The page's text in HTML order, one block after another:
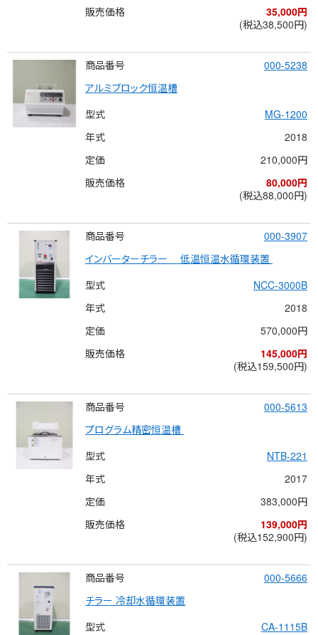
販売価格
35,000円
(税込38,500円)
商品番号
000-5238
アルミブロック恒温槽
型式
MG-1200
年式
2018
定価
210,000円
販売価格
80,000円
(税込88,000円)
商品番号
000-3907
インバーターチラー 　低温恒温水循環装置
型式
NCC-3000B
年式
2018
定価
570,000円
販売価格
145,000円
(税込159,500円)
商品番号
000-5613
プログラム精密恒温槽
型式
NTB-221
年式
2017
定価
383,000円
販売価格
139,000円
(税込152,900円)
商品番号
000-5666
チラー 冷却水循環装置
型式
CA-1115B